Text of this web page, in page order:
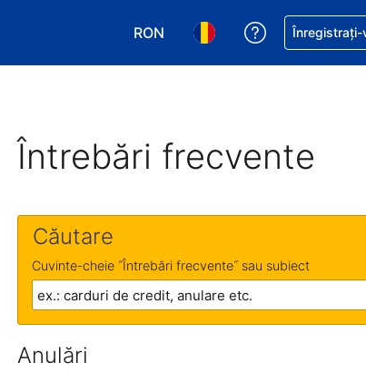
RON
Alegeţi moneda. Moneda
Alegeți limba. Limba
Primiți
Înregistrați-
Întrebări frecvente
Căutare
Cuvinte-cheie ˝Întrebări frecvente˝ sau subiect
Anulări